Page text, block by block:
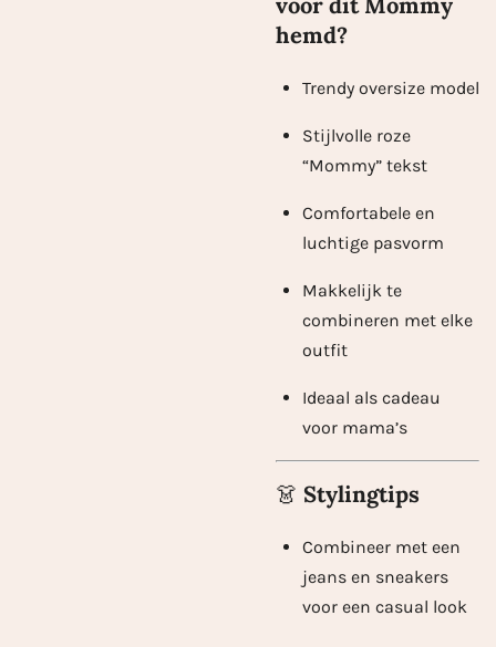
hemd?
Trendy oversize model
Stijlvolle roze
“Mommy” tekst
Comfortabele en
luchtige pasvorm
Makkelijk te
combineren met elke
outfit
Ideaal als cadeau
voor mama’s
👗 Stylingtips
Combineer met een
jeans en sneakers
voor een casual look